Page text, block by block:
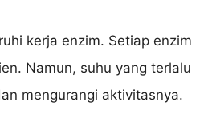
kerja enzim. Setiap enzim
Namun, suhu yang terlalu
mengurangi aktivitasnya.